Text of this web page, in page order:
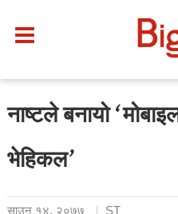
नाष्टले बनायो
भेहिकल’